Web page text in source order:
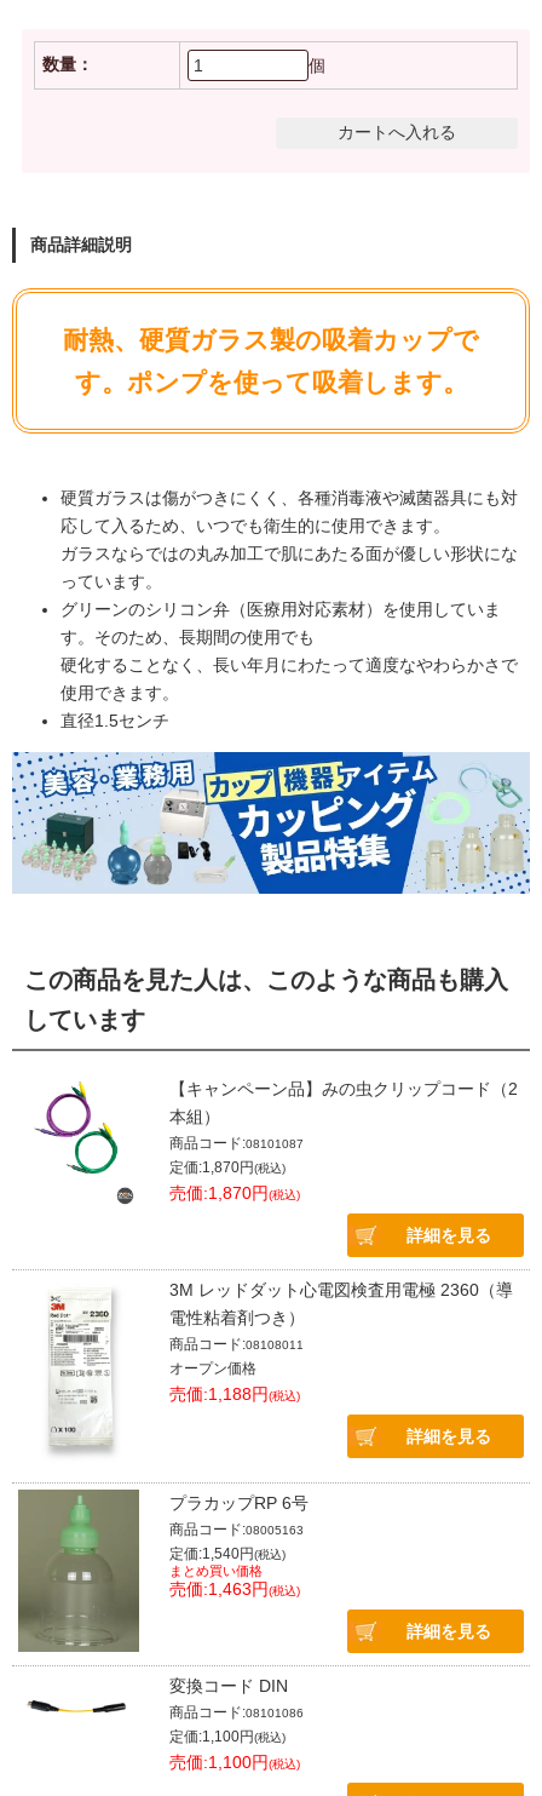
数量： 個
商品詳細説明
耐熱、硬質ガラス製の吸着カップで
す。ポンプを使って吸着します。
硬質ガラスは傷がつきにくく、各種消毒液や滅菌器具にも対
応して入るため、いつでも衛生的に使用できます。
ガラスならではの丸み加工で肌にあたる面が優しい形状にな
っています。
グリーンのシリコン弁（医療用対応素材）を使用していま
す。そのため、長期間の使用でも
硬化することなく、長い年月にわたって適度なやわらかさで
使用できます。
直径1.5センチ
この商品を見た人は、このような商品も購入
しています
【キャンペーン品】みの虫クリップコード（2
本組）
商品コード:08101087
定価:1,870円(税込)
売価:1,870円(税込)
詳細を見る
3M レッドダット心電図検査用電極 2360（導
電性粘着剤つき）
商品コード:08108011
オープン価格
売価:1,188円(税込)
詳細を見る
プラカップRP 6号
商品コード:08005163
定価:1,540円(税込)
まとめ買い価格
売価:1,463円(税込)
詳細を見る
変換コード DIN
商品コード:08101086
定価:1,100円(税込)
売価:1,100円(税込)